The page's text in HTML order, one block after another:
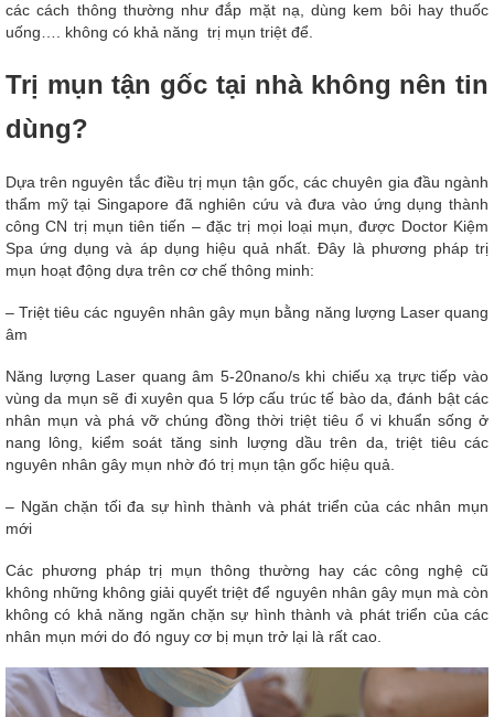
các cách thông thường như đắp mặt nạ, dùng kem bôi hay thuốc
uống…. không có khả năng trị mụn triệt để.
Trị mụn tận gốc tại nhà không nên tin
dùng?
Dựa trên nguyên tắc điều trị mụn tận gốc, các chuyên gia đầu ngành
thẩm mỹ tại Singapore đã nghiên cứu và đưa vào ứng dụng thành
công CN trị mụn tiên tiến – đặc trị mọi loại mụn, được Doctor Kiệm
Spa ứng dụng và áp dụng hiệu quả nhất. Đây là phương pháp trị
mụn hoạt động dựa trên cơ chế thông minh:
– Triệt tiêu các nguyên nhân gây mụn bằng năng lượng Laser quang
âm
Năng lượng Laser quang âm 5-20nano/s khi chiếu xạ trực tiếp vào
vùng da mụn sẽ đi xuyên qua 5 lớp cấu trúc tế bào da, đánh bật các
nhân mụn và phá vỡ chúng đồng thời triệt tiêu ổ vi khuẩn sống ở
nang lông, kiểm soát tăng sinh lượng dầu trên da, triệt tiêu các
nguyên nhân gây mụn nhờ đó trị mụn tận gốc hiệu quả.
– Ngăn chặn tối đa sự hình thành và phát triển của các nhân mụn
mới
Các phương pháp trị mụn thông thường hay các công nghệ cũ
không những không giải quyết triệt để nguyên nhân gây mụn mà còn
không có khả năng ngăn chặn sự hình thành và phát triển của các
nhân mụn mới do đó nguy cơ bị mụn trở lại là rất cao.